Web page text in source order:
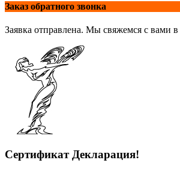
Заказ обратного звонка
Заявка отправлена. Мы свяжемся с вами
Сертификат Декларация!